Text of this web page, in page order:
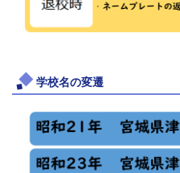
学校名の変遷